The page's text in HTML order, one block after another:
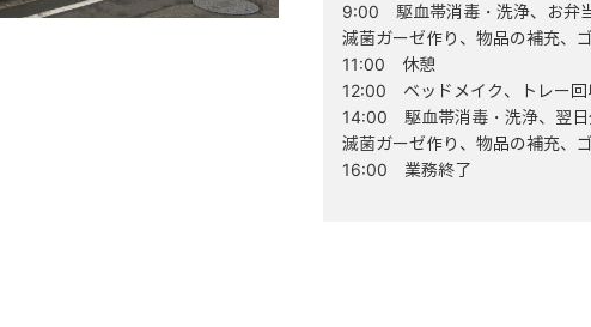
9:00 駆血帯消毒・洗浄、お弁
滅菌ガーゼ作り、物品の補充、
11:00 休憩
12:00 ベッドメイク、トレー回
14:00 駆血帯消毒・洗浄、翌日
滅菌ガーゼ作り、物品の補充、
16:00 業務終了